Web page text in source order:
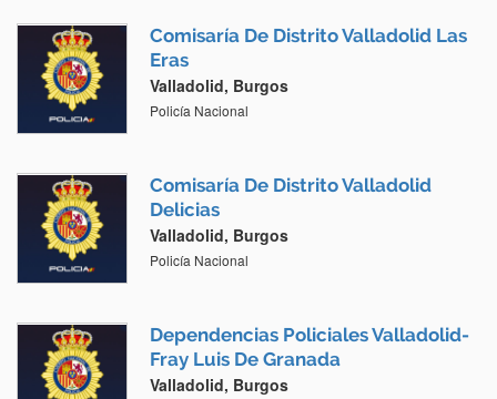
Comisaría De Distrito Valladolid Las
Eras
Valladolid, Burgos
Policía Nacional
Comisaría De Distrito Valladolid
Delicias
Valladolid, Burgos
Policía Nacional
Dependencias Policiales Valladolid-
Fray Luis De Granada
Valladolid, Burgos